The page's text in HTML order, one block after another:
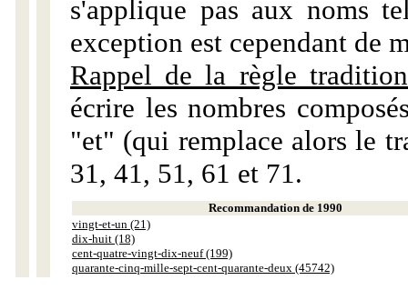
s'applique pas aux noms
exception est cependant de
Rappel de la règle
écrire les nombres
"et" (qui remplace alors le
31, 41, 51, 61 et 71.
Recommandation de 1990
vingt-et-un (21)
dix-huit (18)
cent-quatre-vingt-dix-neuf (199)
quarante-cinq-mille-sept-cent-quarante-deux (45742)